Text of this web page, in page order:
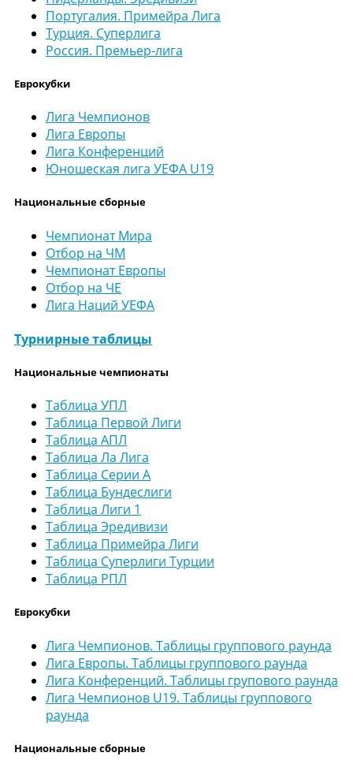
Португалия. Примейра Лига
Турция. Суперлига
Россия. Премьер-лига
Еврокубки
Лига Чемпионов
Лига Европы
Лига Конференций
Юношеская лига УЕФА U19
Национальные сборные
Чемпионат Мира
Отбор на ЧМ
Чемпионат Европы
Отбор на ЧЕ
Лига Наций УЕФА
Турнирные таблицы
Национальные чемпионаты
Таблица УПЛ
Таблица Первой Лиги
Таблица АПЛ
Таблица Ла Лига
Таблица Серии А
Таблица Бундеслиги
Таблица Лиги 1
Таблица Эредивизи
Таблица Примейра Лиги
Таблица Суперлиги Турции
Таблица РПЛ
Еврокубки
Лига Чемпионов. Таблицы группового раунда
Лига Европы. Таблицы группового раунда
Лига Конференций. Таблицы групового раунда
Лига Чемпионов U19. Таблицы группового
раунда
Национальные сборные